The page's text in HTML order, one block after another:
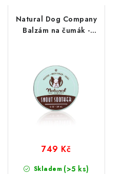
Natural Dog Company
Balzám na čumák -
Skladem (>5 ks)
749 Kč